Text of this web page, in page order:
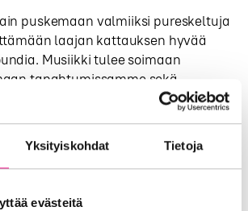
Yksityiskohdat Tietoja
evästeitä
puskemaan valmiiksi pureskeltuja
laajan kattauksen hyvää
Musiikki tulee soimaan
tapahtumissamme sekä
entistä parempana ja
kokonaisuutena. Omalle
lisäksi siis
ja videosisältöjen tuottaminen.
erityisesti videoihin tänä
summaa.